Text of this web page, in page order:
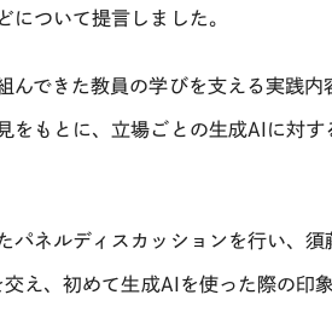
について提言しました。
んできた教員の学びを支える実践内
をもとに、立場ごとの生成AI に対す
パネルディスカッションを行い、
交え、初めて生成AI を使った際の印